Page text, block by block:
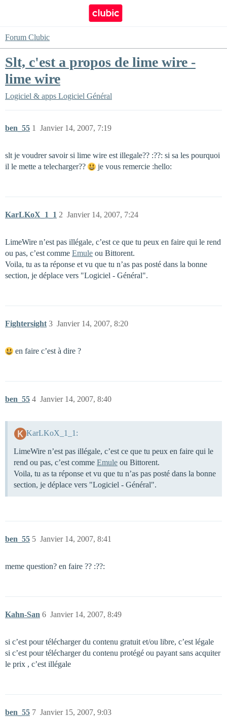
Forum Clubic
Slt, c'est a propos de lime wire -
lime wire
Logiciel & apps Logiciel Général
ben_55 Janvier 14, 2007, 7:19
1
slt je voudrer savoir si lime wire est illegale?? :??: si sa les pourquoi
il le mette a telecharger??
je vous remercie :hello:
KarLKoX_1_1 Janvier 14, 2007, 7:24
2
LimeWire n’est pas illégale, c’est ce que tu peux en faire qui le rend
ou pas, c’est comme Emule ou Bittorent.
Voila, tu as ta réponse et vu que tu n’as pas posté dans la bonne
section, je déplace vers "Logiciel - Général".
Fightersight Janvier 14, 2007, 8:20
3
en faire c’est à dire ?
ben_55 Janvier 14, 2007, 8:40
4
KarLKoX_1_1:
LimeWire n’est pas illégale, c’est ce que tu peux en faire qui le
rend ou pas, c’est comme Emule ou Bittorent.
Voila, tu as ta réponse et vu que tu n’as pas posté dans la bonne
section, je déplace vers "Logiciel - Général".
ben_55 Janvier 14, 2007, 8:41
5
meme question? en faire ?? :??:
Kahn-San Janvier 14, 2007, 8:49
6
si c’est pour télécharger du contenu gratuit et/ou libre, c’est légale
si c’est pour télécharger du contenu protégé ou payant sans acquiter
le prix , c’est illégale
ben_55 Janvier 15, 2007, 9:03
7